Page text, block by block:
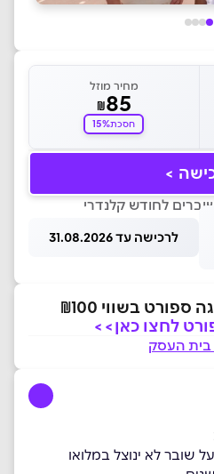
מחיר מוזל
₪85
חסכת15%
>
לרכישה עד 31.08.2026
בשווי ₪100
לחצו כאן>>
העסק
שובר לא ינוצל במלואו